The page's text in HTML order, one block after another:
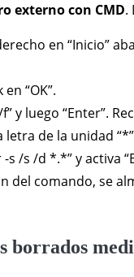
externo con CMD.
en “Inicio”
“OK”.
y luego “Enter”.
de la unidad
s /s /d *.*” y activa
del comando, se
borrados